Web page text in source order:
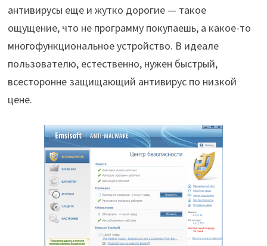
антивирусы еще и жутко дорогие — такое
ощущение, что не программу покупаешь, а какое-то
многофункциональное устройство. В идеале
пользователю, естественно, нужен быстрый,
всесторонне защищающий антивирус по низкой
цене.